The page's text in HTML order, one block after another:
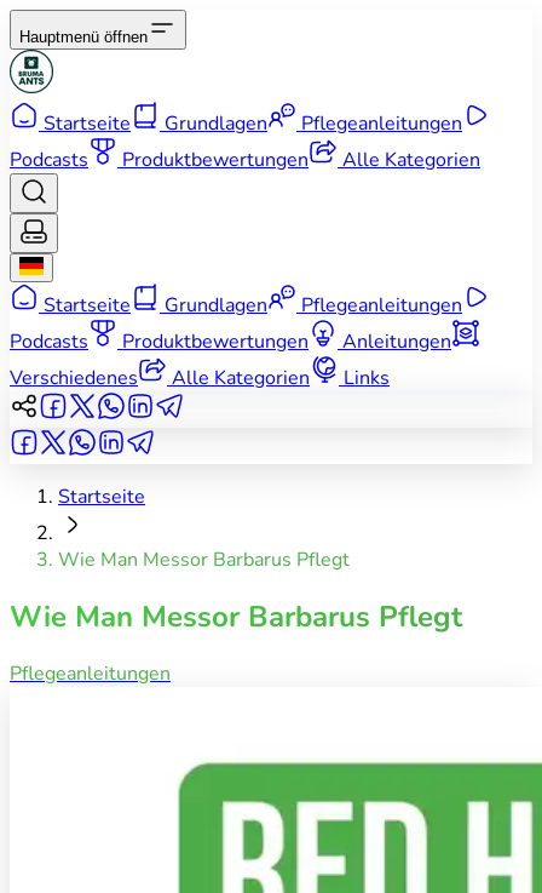
Hauptmenü öffnen
Startseite Grundlagen
Pflegeanleitungen
Podcasts
Produktbewertungen Alle Kategorien
Startseite Grundlagen
Pflegeanleitungen
Podcasts
Produktbewertungen
Anleitungen
Verschiedenes
Alle Kategorien Links
Startseite
Wie Man Messor Barbarus Pflegt
Wie Man Messor Barbarus Pflegt
Pflegeanleitungen